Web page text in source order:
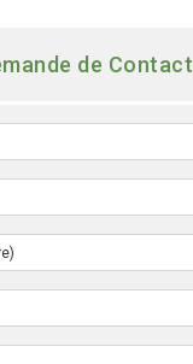
de Contact